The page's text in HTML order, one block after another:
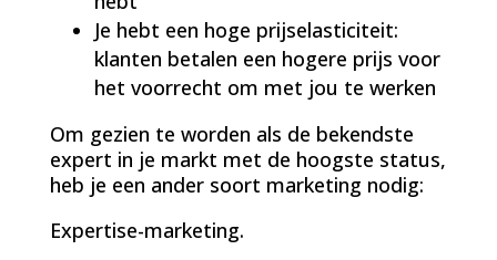
Je hebt een hoge prijselasticiteit:
klanten betalen een hogere prijs voor
het voorrecht om met jou te werken
Om gezien te worden als de bekendste
expert in je markt met de hoogste status,
heb je een ander soort marketing nodig:
Expertise-marketing.